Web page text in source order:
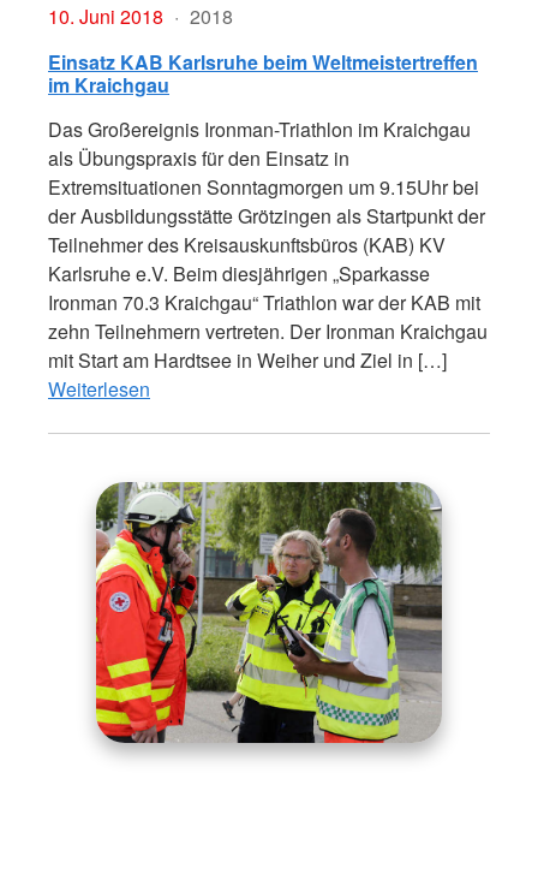
10. Juni 2018
2018
Einsatz KAB Karlsruhe beim Weltmeistertreffen
im Kraichgau
Das Großereignis Ironman-Triathlon im Kraichgau
als Übungspraxis für den Einsatz in
Extremsituationen Sonntagmorgen um 9.15Uhr bei
der Ausbildungsstätte Grötzingen als Startpunkt der
Teilnehmer des Kreisauskunftsbüros (KAB) KV
Karlsruhe e.V. Beim diesjährigen „Sparkasse
Ironman 70.3 Kraichgau“ Triathlon war der KAB mit
zehn Teilnehmern vertreten. Der Ironman Kraichgau
mit Start am Hardtsee in Weiher und Ziel in […]
Weiterlesen